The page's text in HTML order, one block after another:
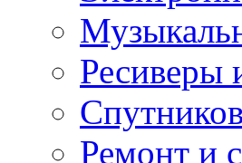
Ресиверы
Ремонт и